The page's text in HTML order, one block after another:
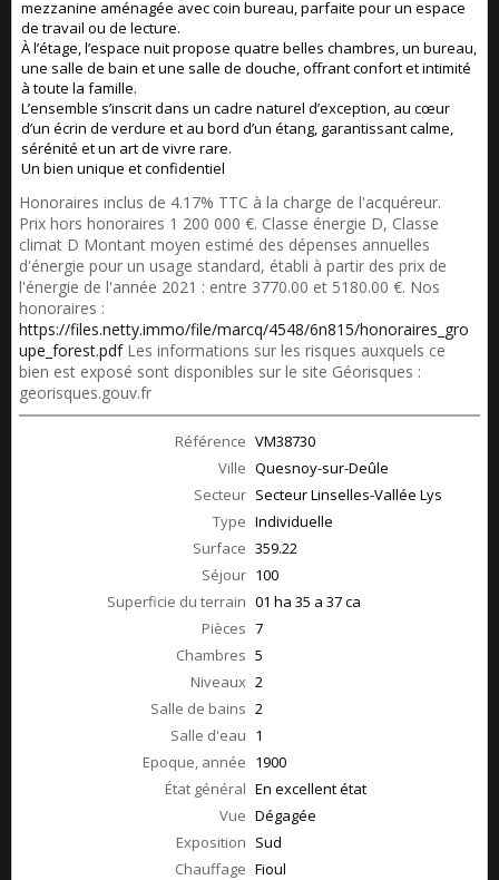
mezzanine aménagée avec coin bureau, parfaite pour un espace
de travail ou de lecture.
À l’étage, l’espace nuit propose quatre belles chambres, un bureau,
une salle de bain et une salle de douche, offrant confort et intimité
à toute la famille.
L’ensemble s’inscrit dans un cadre naturel d’exception, au cœur
d’un écrin de verdure et au bord d’un étang, garantissant calme,
sérénité et un art de vivre rare.
Un bien unique et confidentiel
Honoraires inclus de 4.17% TTC à la charge de l'acquéreur.
Prix hors honoraires 1 200 000 €. Classe énergie D, Classe
climat D Montant moyen estimé des dépenses annuelles
d'énergie pour un usage standard, établi à partir des prix de
l'énergie de l'année 2021 : entre 3770.00 et 5180.00 €. Nos
honoraires :
https://files.netty.immo/file/marcq/4548/6n815/honoraires_gro
upe_forest.pdfLes informations sur les risques auxquels ce
bien est exposé sont disponibles sur le site Géorisques :
georisques.gouv.fr
Référence VM38730
Ville Quesnoy-sur-Deûle
Secteur Secteur Linselles-Vallée Lys
Type Individuelle
Surface 359.22
Séjour 100
Superficie du terrain 01 ha 35 a 37 ca
Pièces 7
Chambres 5
Niveaux 2
Salle de bains 2
Salle d'eau 1
Epoque, année 1900
État général En excellent état
Vue Dégagée
Exposition Sud
Chauffage Fioul